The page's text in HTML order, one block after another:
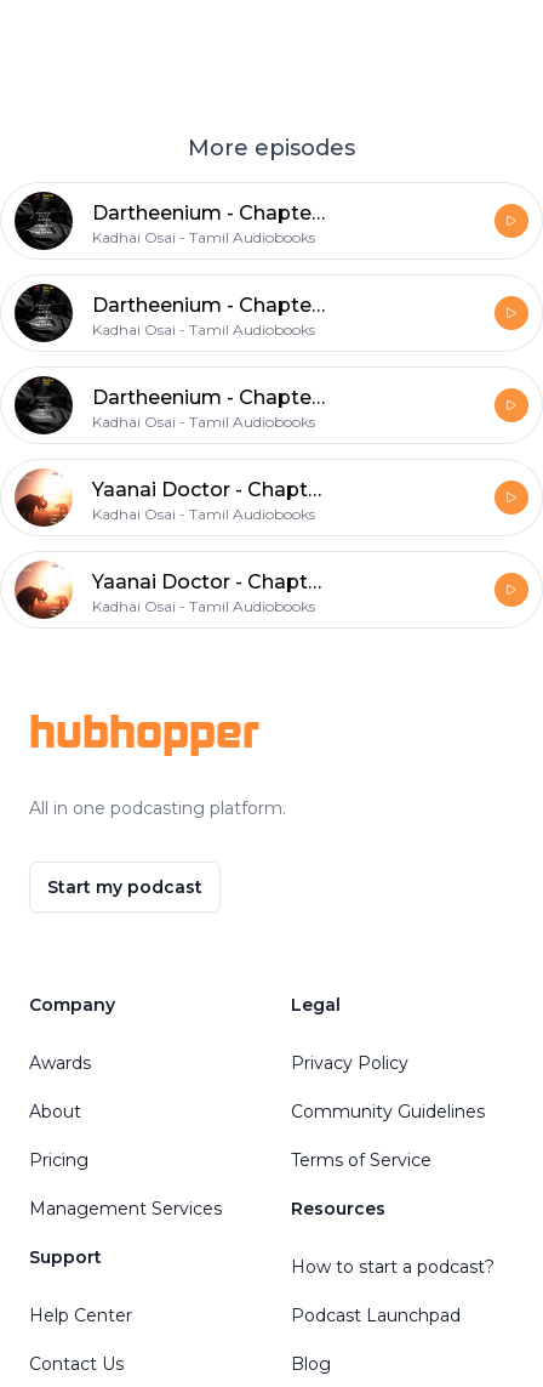
More episodes
Dartheenium - Chapter 3|டார்த்தீனியம் - ஜெயமோகன் | Tamil Books |Tamil Audio Books
Kadhai Osai - Tamil Audiobooks
Dartheenium - Chapter 2|டார்த்தீனியம் - ஜெயமோகன் | Tamil Books |Tamil Audio Books
Kadhai Osai - Tamil Audiobooks
Dartheenium - Chapter 1|டார்த்தீனியம் - ஜெயமோகன் | Tamil Books |Tamil Audio Books
Kadhai Osai - Tamil Audiobooks
Yaanai Doctor - Chapter 3| யானை டாக்டர் - ஜெயமோகன் | Tamil Books |Tamil Audio Books
Kadhai Osai - Tamil Audiobooks
Yaanai Doctor - Chapter 2 | யானை டாக்டர் - ஜெயமோகன் | Tamil Books |Tamil Audio Books
Kadhai Osai - Tamil Audiobooks
hubhopper
All in one podcasting platform.
Start my podcast
Company
Awards
About
Pricing
Management Services
Support
Help Center
Contact Us
Legal
Privacy Policy
Community Guidelines
Terms of Service
Resources
How to start a podcast?
Podcast Launchpad
Blog